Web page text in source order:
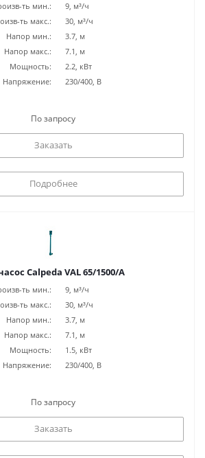
ть мин.:
9, м³/ч
ть макс.:
30, м³/ч
Напор мин.:
3.7, м
Напор макс.:
7.1, м
Мощность:
2.2, кВт
Напряжение:
230/400, В
По запросу
Заказать
Подробнее
Calpeda VAL 65/1500/A
ть мин.:
9, м³/ч
ть макс.:
30, м³/ч
Напор мин.:
3.7, м
Напор макс.:
7.1, м
Мощность:
1.5, кВт
Напряжение:
230/400, В
По запросу
Заказать